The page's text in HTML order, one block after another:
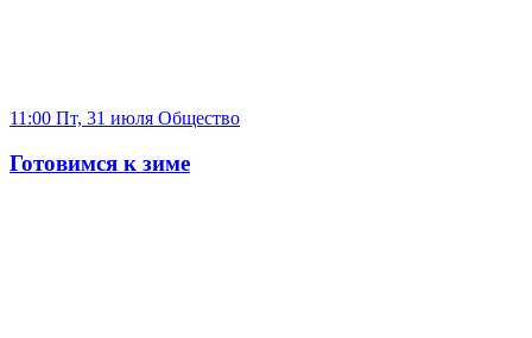
11:00 Пт, 31 июля Общество
Готовимся к зиме